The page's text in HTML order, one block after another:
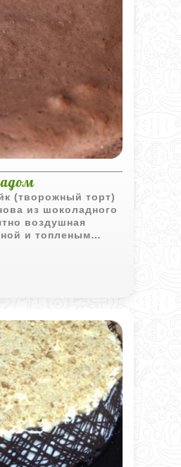
(творожный торт)
из шоколадного
воздушная
и топленым
уступает десертам